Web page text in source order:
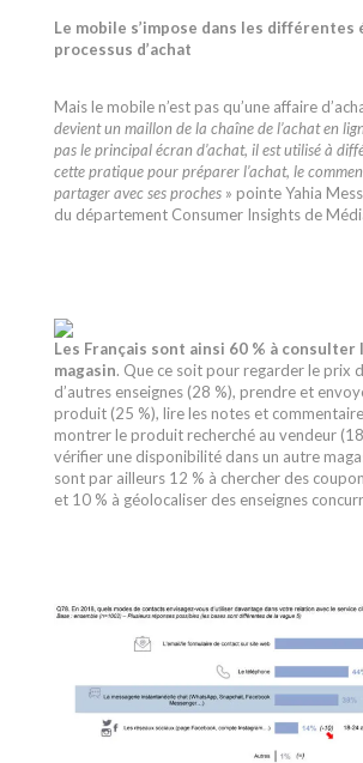
Le mobile s’impose dans les différentes
processus d’achat
Mais le mobile n’est pas qu’une affaire
devient un maillon de la chaîne de l’achat en
pas le principal écran d’achat, il est utilisé à
cette pratique pour préparer l’achat, le
partager avec ses proches » pointe Yahia
du département Consumer Insights de
Les Français sont ainsi 60 % à consulter
magasin. Que ce soit pour regarder le prix
d’autres enseignes (28 %), prendre et
produit (25 %), lire les notes et
montrer le produit recherché au vendeur
vérifier une disponibilité dans un autre
sont par ailleurs 12 % à chercher des
et 10 % à géolocaliser des enseignes